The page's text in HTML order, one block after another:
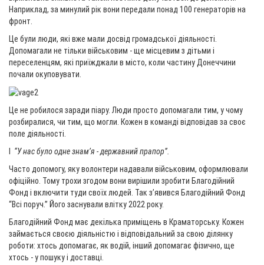
Наприклад, за минулий рік вони передали понад 100 генераторів на
фронт.
Це були люди, які вже мали досвід громадської діяльності.
Допомагали не тільки військовим - ще місцевим з дітьми і
переселенцям, які приїжджали в місто, коли частину Донеччини
почали окуповувати.
Це не робилося заради піару. Люди просто допомагали тим, у чому
розбиралися, чи тим, що могли. Кожен в команді відповідав за своє
поле діяльності.
“У нас було одне знамʼя - державний прапор”.
Часто допомогу, яку волонтери надавали військовим, оформлювали
офіційно. Тому трохи згодом вони вирішили зробити Благодійний
Фонд і включити туди своїх людей. Так з’явився Благодійний Фонд
“Всі поруч.” Його заснували влітку 2022 року.
Благодійний Фонд має декілька приміщень в Краматорську. Кожен
займається своєю діяльністю і відповідальний за свою ділянку
роботи: хтось допомагає, як водій, інший допомагає фізично, ще
хтось - у пошуку і доставці.